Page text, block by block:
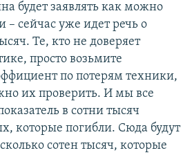
будет заявлять как можно
– сейчас уже идет речь о
Те, кто не доверяет
просто возьмите
по потерям техники,
их проверить. И мы все
в сотни тысяч
которые погибли. Сюда будут
сотен тысяч, которые